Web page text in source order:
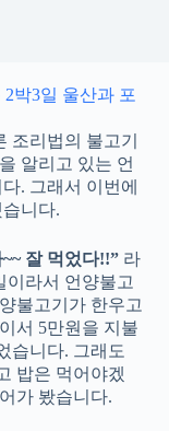
박3일 울산과 포
조리법의 불고기
알리고 있는 언
. 그래서 이번에
니다.
~~ 잘 먹었다!!” 라
이라서 언양불고
불고기가 한우고
서 5만원을 지불
습니다. 그래도
밥은 먹어야겠
가 봤습니다.